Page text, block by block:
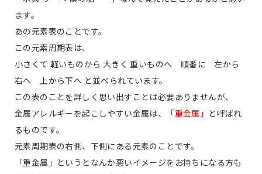
ます。
あの元素表のことです。
この元素周期表は、
小さくて 軽いものから 大きく 重いものへ 順番に 左から
右へ 上から下へ と並べられています。
この表のことを詳しく思い出すことは必要ありませんが、
金属アレルギーを起こしやすい金属は、
「重金属」 と呼ばれ
るものです。
元素周期表の右側、下側にある元素のことです。
「重金属」というとなんか悪いイメージをお持ちになる方も